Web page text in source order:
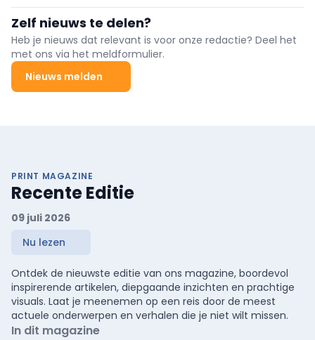
ontwikkeld om de ontwikkeling van diabetes type 1 af te remmen.
Zelf nieuws te delen?
Heb je nieuws dat relevant is voor onze redactie? Deel het
met ons via het meldformulier.
Nieuws melden
PRINT MAGAZINE
Recente Editie
09 juli 2026
Nu lezen
Ontdek de nieuwste editie van ons magazine, boordevol
inspirerende artikelen, diepgaande inzichten en prachtige
visuals. Laat je meenemen op een reis door de meest
actuele onderwerpen en verhalen die je niet wilt missen.
In dit magazine